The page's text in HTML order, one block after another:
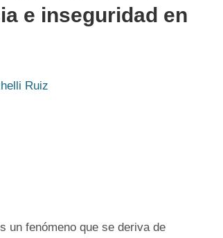
e inseguridad en
Ruiz
un fenómeno que se deriva de